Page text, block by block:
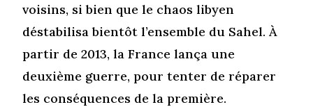
voisins, si bien que le chaos libyen
déstabilisa bientôt l’ensemble du Sahel. À
partir de 2013, la France lança une
deuxième guerre, pour tenter de réparer
les conséquences de la première.